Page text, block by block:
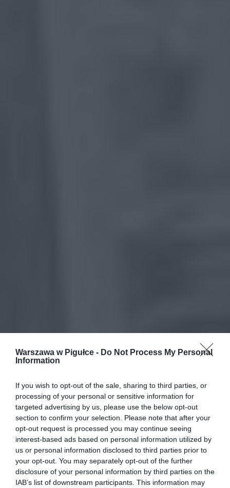
Warszawa w Pigułce - Do Not Process My Personal
Information
If you wish to opt-out of the sale, sharing to third parties, or
processing of your personal or sensitive information for
targeted advertising by us, please use the below opt-out
section to confirm your selection. Please note that after your
opt-out request is processed you may continue seeing
interest-based ads based on personal information utilized by
us or personal information disclosed to third parties prior to
your opt-out. You may separately opt-out of the further
disclosure of your personal information by third parties on the
IAB’s list of downstream participants. This information may